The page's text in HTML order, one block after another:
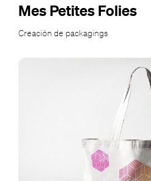
Mes Petites Folies
Creación de packagings